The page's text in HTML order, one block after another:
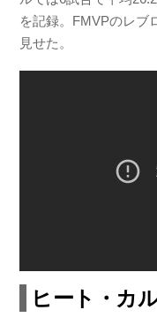
を記録。FMVPのレブ
見せた。
ヒート・カ